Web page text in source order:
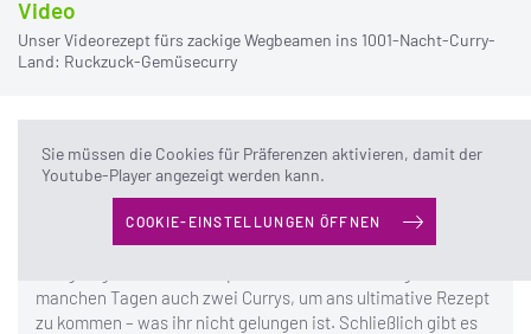
Video
Unser Videorezept fürs zackige Wegbeamen ins 1001-Nacht-Curry-
Land: Ruckzuck-Gemüsecurry
Sie müssen die Cookies für Präferenzen aktivieren, damit der
Youtube-Player angezeigt werden kann.
COOKIE-EINSTELLUNGEN ÖFFNEN
Zur Autorin:Vor vielen Jahren hat eine dreimonatige Reise
Barbara Schulz durch Indien geführt, ein paar Jahre später
war sie in Thailand und Indonesien unterwegs. Unter
Umständen war der Anlass der Reise ihrer kulinarischen
manchen Tagen auch zwei Currys, um ans ultimative Rezept
zu kommen – was ihr nicht gelungen ist. Schließlich gibt es